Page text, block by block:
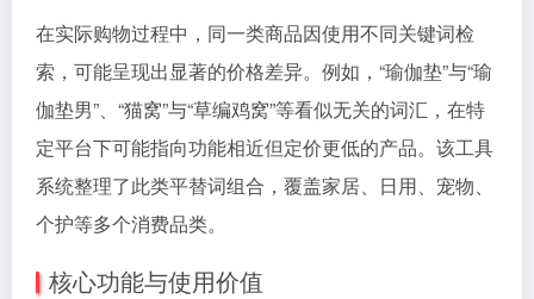
在实际购物过程中，同一类商品因使用不同关键词检
索，可能呈现出显著的价格差异。例如，“瑜伽垫”与“瑜
伽垫男”、“猫窝”与“草编鸡窝”等看似无关的词汇，在特
定平台下可能指向功能相近但定价更低的产品。该工具
系统整理了此类平替词组合，覆盖家居、日用、宠物、
个护等多个消费品类。
核心功能与使用价值